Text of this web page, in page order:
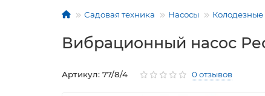
Садовая техника Насосы Колодезные
Вибрационный насос
Артикул: 77/8/4 0 отзывов